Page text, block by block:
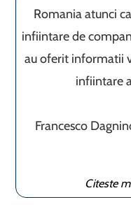
Romania atunci
infiintare de
au oferit informatii
infiintare
Francesco
Citeste